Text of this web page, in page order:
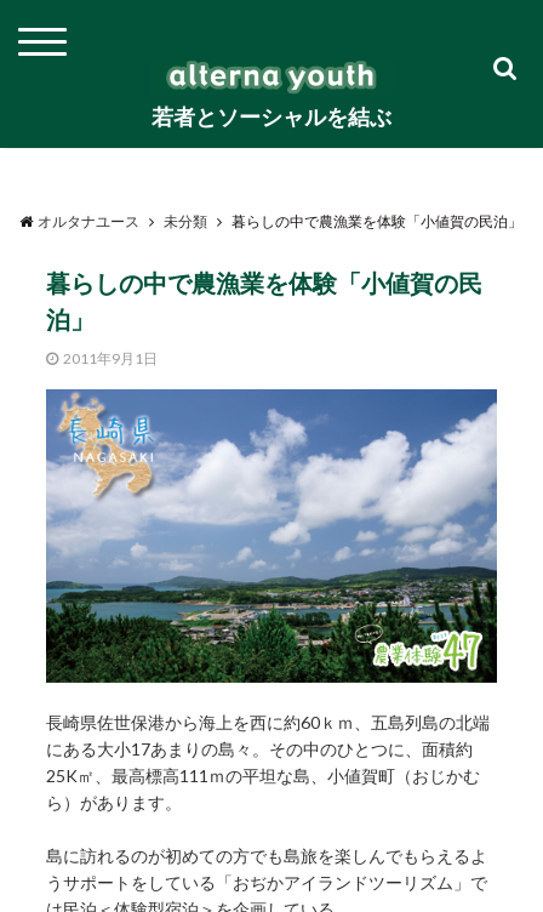
若者とソーシャルを結ぶ
オルタナユース 未分類 暮らしの中で農漁業を体験「小値賀の民泊」
暮らしの中で農漁業を体験「小値賀の民
泊」
2011年9月1日
長崎県佐世保港から海上を西に約60ｋｍ、五島列島の北端
にある大小17あまりの島々。その中のひとつに、面積約
25K㎡、最高標高111ｍの平坦な島、小値賀町（おじかむ
ら）があります。
島に訪れるのが初めての方でも島旅を楽しんでもらえるよ
うサポートをしている「おぢかアイランドツーリズム」で